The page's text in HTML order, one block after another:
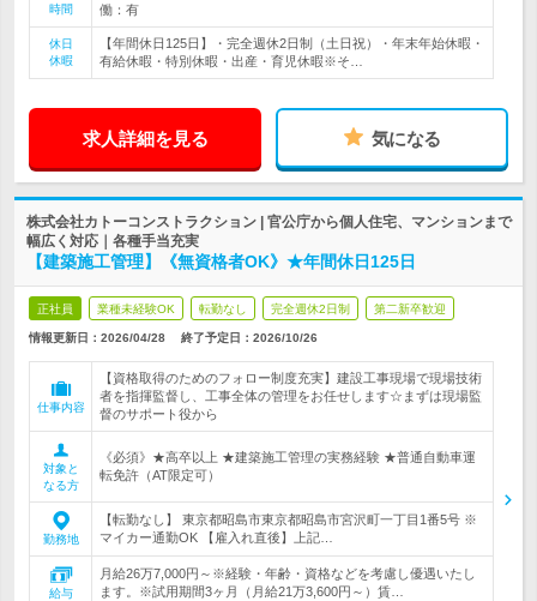
時間
働：有
休日
休暇
【年間休日125日】・完全週休2日制（土日祝）・年末年始休暇・
有給休暇・特別休暇・出産・育児休暇※そ…
求人詳細を見る 気になる
株式会社カトーコンストラクション | 官公庁から個人住宅、マンションまで
幅広く対応｜各種手当充実
【建築施工管理】《無資格者OK》★年間休日125日
正社員 業種未経験OK 転勤なし 完全週休2日制 第二新卒歓迎
情報更新日：2026/04/28 終了予定日： 2026/10/26
仕事内容
【資格取得のためのフォロー制度充実】建設工事現場で現場技術
者を指揮監督し、工事全体の管理をお任せします☆まずは現場監
督のサポート役から
対象と
なる方
《必須》★高卒以上 ★建築施工管理の実務経験 ★普通自動車運
転免許（AT限定可）
勤務地
【転勤なし】 東京都昭島市東京都昭島市宮沢町一丁目1番5号 ※
マイカー通勤OK 【雇入れ直後】上記…
給与
月給26万7,000円～※経験・年齢・資格などを考慮し優遇いたし
ます。※試用期間3ヶ月（月給21万3,600円～）賃…